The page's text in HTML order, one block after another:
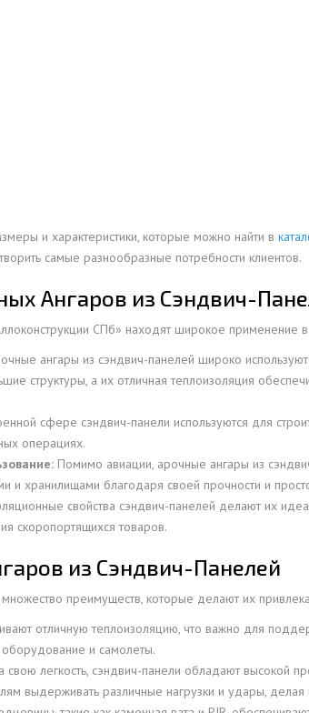
и характеристики, которые можно найти в
самые разнообразные потребности клиентов.
Ангаров из Сэндвич-
СПб» находят широкое применение
ангары из сэндвич-панелей широко
структуры, а их отличная теплоизоляция
сфере сэндвич-панели используются для
операциях.
Помимо авиации, арочные ангары из
хранилищами благодаря своей прочности и
свойства сэндвич-панелей делают их
скоропортящихся товаров.
из Сэндвич-Панелей
преимуществ, которые делают их
отличную теплоизоляцию, что важно для
и самолеты.
свою легкость, сэндвич-панели обладают высокой
выдерживать различные нагрузки и удары,